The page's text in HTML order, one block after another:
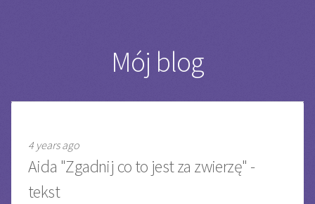
Mój blog
4 years ago
Aida "Zgadnij co to jest za zwierzę" -
tekst